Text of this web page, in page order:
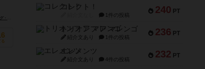
）
る
240 PT
コレクト！
1件の投稿
236 PT
トリオンフ ア マレンゴ
紹介文あり 1件の投稿
232 PT
エレメンツ
紹介文あり 4件の投稿